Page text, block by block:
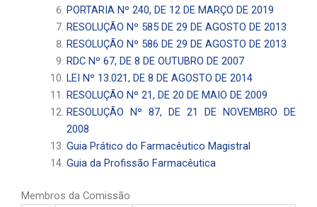
PORTARIA Nº 240, DE 12 DE MARÇO DE 2019
RESOLUÇÃO Nº 585 DE 29 DE AGOSTO DE 2013
RESOLUÇÃO Nº 586 DE 29 DE AGOSTO DE 2013
RDC Nº 67, DE 8 DE OUTUBRO DE 2007
LEI Nº 13.021, DE 8 DE AGOSTO DE 2014
RESOLUÇÃO Nº 21, DE 20 DE MAIO DE 2009
RESOLUÇÃO Nº 87, DE 21 DE NOVEMBRO DE
2008
Guia Prático do Farmacêutico Magistral
Guia da Profissão Farmacêutica
Membros da Comissão